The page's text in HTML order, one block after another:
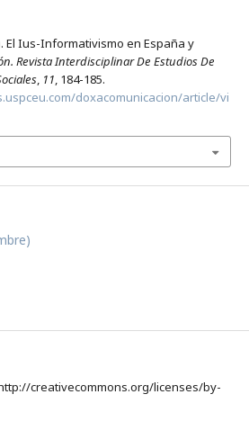
creativecommons.org/licenses/by-
El Ius-Informativismo en España y
Revista Interdisciplinar De Estudios De
, 11, 184-185.
doxacomunicacion/article/vi